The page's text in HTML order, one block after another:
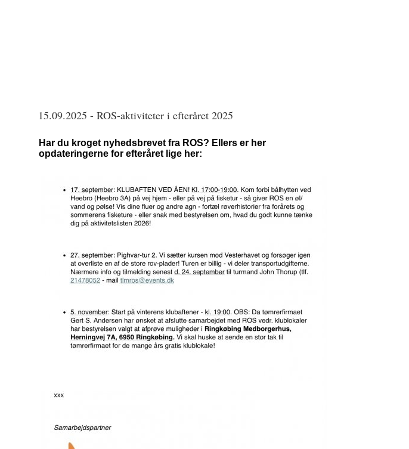
15.09.2025 - ROS-aktiviteter i efteråret 2025
Har du kroget nyhedsbrevet fra ROS? Ellers er her
opdateringerne for efteråret lige her: